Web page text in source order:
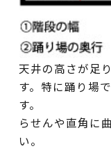
天井の高さが足
す。特に踊り場
す。
らせんや直角に
い。